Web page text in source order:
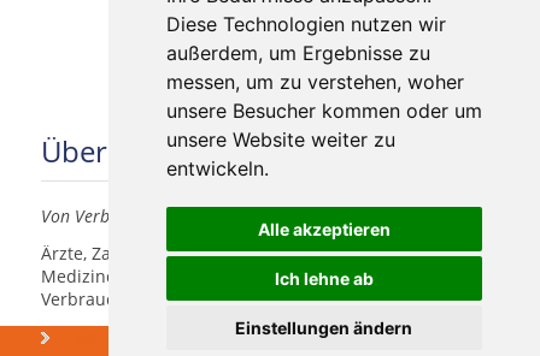
Diese Technologien nutzen wir
außerdem, um Ergebnisse zu
messen, um zu verstehen, woher
unsere Besucher kommen oder um
unsere Website weiter zu
entwickeln.
Alle akzeptieren
Ich lehne ab
Einstellungen ändern
August 2026 aktualisiert.
Über uns
Von Verbrauchern für Verbraucher
Ärzte, Zahnärzte, Akustiker und andere
Medizindienstleister haben hier die Möglichkeit, sich
Verbrauchern vorzustellen.
Was kosten